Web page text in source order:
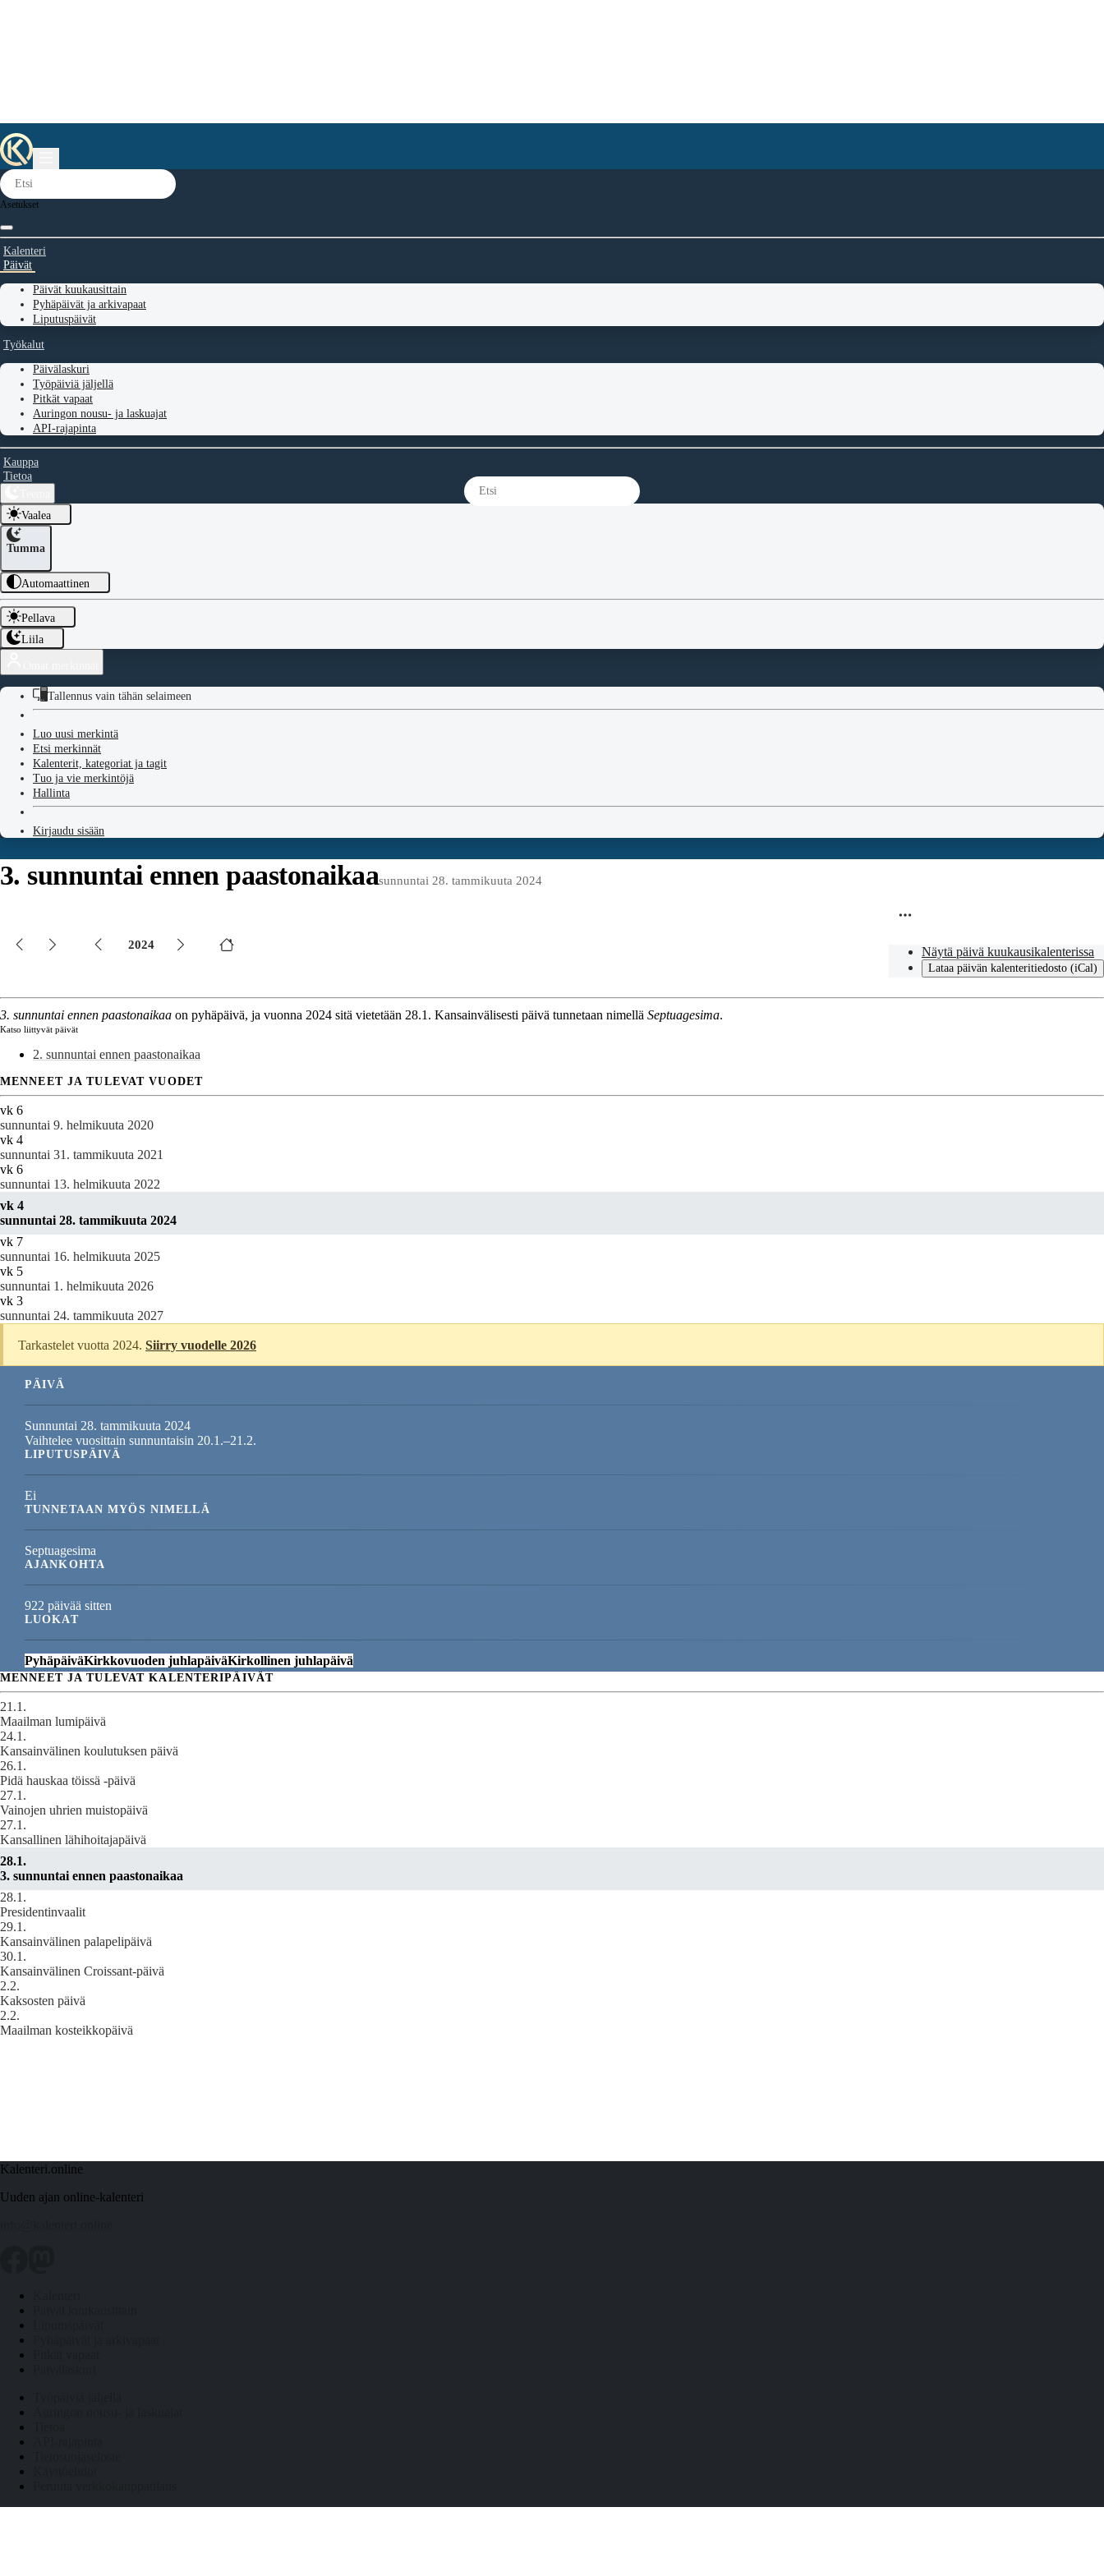
Asetukset
Kalenteri
Päivät
Päivät kuukausittain
Pyhäpäivät ja arkivapaat
Liputuspäivät
Työkalut
Päivälaskuri
Työpäiviä jäljellä
Pitkät vapaat
Auringon nousu- ja laskuajat
API-rajapinta
Kauppa
Tietoa
Vaalea
Tumma
Automaattinen
Pellava
Liila
Tallennus vain tähän selaimeen
Luo uusi merkintä
Etsi merkinnät
Kalenterit, kategoriat ja tagit
Tuo ja vie merkintöjä
Hallinta
Kirjaudu sisään
3. sunnuntai ennen paastonaikaasunnuntai 28. tammikuuta 2024
2024
Näytä päivä kuukausikalenterissa
Lataa päivän kalenteritiedosto (iCal)
3. sunnuntai ennen paastonaikaa on pyhäpäivä, ja vuonna 2024 sitä vietetään 28.1. Kansainvälisesti päivä tunnetaan nimellä Septuagesima.
Katso liittyvät päivät
2. sunnuntai ennen paastonaikaa
MENNEET JA TULEVAT VUODET
vk 6
sunnuntai 9. helmikuuta 2020
vk 4
sunnuntai 31. tammikuuta 2021
vk 6
sunnuntai 13. helmikuuta 2022
vk 4
sunnuntai 28. tammikuuta 2024
vk 7
sunnuntai 16. helmikuuta 2025
vk 5
sunnuntai 1. helmikuuta 2026
vk 3
sunnuntai 24. tammikuuta 2027
Tarkastelet vuotta 2024.Siirry vuodelle 2026
PÄIVÄ
Sunnuntai 28. tammikuuta 2024
Vaihtelee vuosittain sunnuntaisin 20.1.–21.2.
LIPUTUSPÄIVÄ
Ei
TUNNETAAN MYÖS NIMELLÄ
Septuagesima
AJANKOHTA
922 päivää sitten
LUOKAT
PyhäpäiväKirkkovuoden juhlapäiväKirkollinen juhlapäivä
MENNEET JA TULEVAT KALENTERIPÄIVÄT
21.1.
Maailman lumipäivä
24.1.
Kansainvälinen koulutuksen päivä
26.1.
Pidä hauskaa töissä -päivä
27.1.
Vainojen uhrien muistopäivä
27.1.
Kansallinen lähihoitajapäivä
28.1.
3. sunnuntai ennen paastonaikaa
28.1.
Presidentinvaalit
29.1.
Kansainvälinen palapelipäivä
30.1.
Kansainvälinen Croissant-päivä
2.2.
Kaksosten päivä
2.2.
Maailman kosteikkopäivä
Kalenteri.online
Uuden ajan online-kalenteri